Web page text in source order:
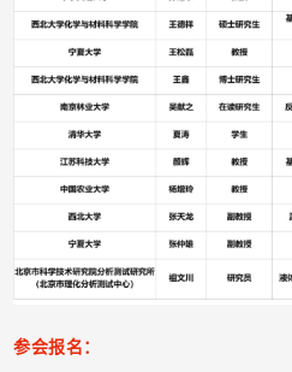
参会报名：